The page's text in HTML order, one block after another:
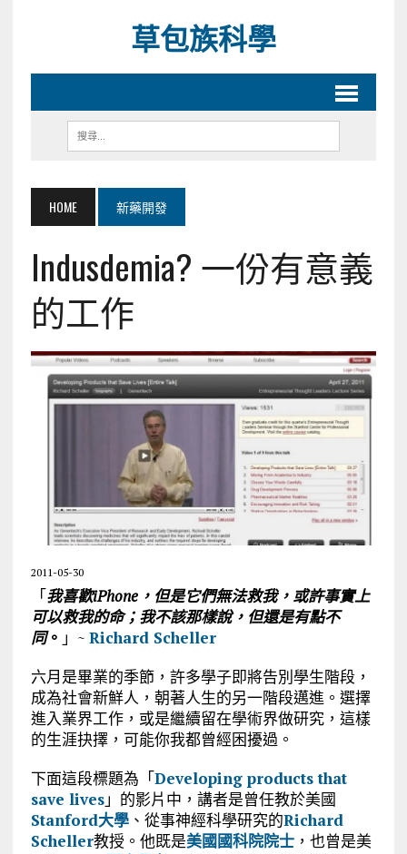
草包族科學
HOME 新藥開發
Indusdemia? 一份有意義
的工作
2011-05-30
「我喜歡iPhone， 但是它們無法救我，或許事實上
可以救我的命；我不該那樣說，但還是有點不
同。 」~ Richard Scheller
六月是畢業的季節，許多學子即將告別學生階段，
成為社會新鮮人，朝著人生的另一階段邁進。選擇
進入業界工作，或是繼續留在學術界做研究，這樣
的生涯抉擇，可能你我都曾經困擾過。
下面這段標題為「Developing products that
save lives」的影片中，講者是曾任教於美國
Stanford大學、從事神經科學研究的Richard
Scheller教授。他既是美國國科院院士，也曾是美